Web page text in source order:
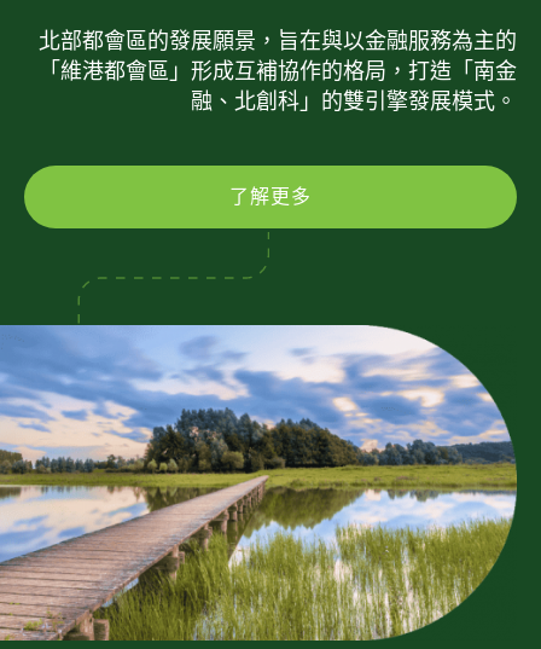
北部都會區的發展願景，旨在與以金融服務為主的
「維港都會區」形成互補協作的格局，打造「南金
融、北創科」的雙引擎發展模式。
了解更多